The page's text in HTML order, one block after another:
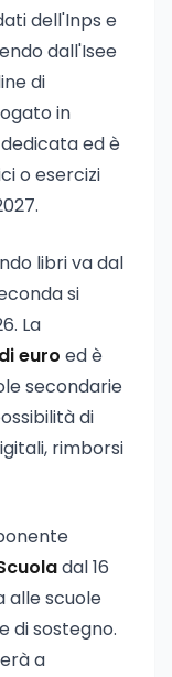
dell'Inps e
dall'Isee
di
in
ed è
o esercizi
libri va dal
si
La
euro ed è
secondarie
di
rimborsi
dal 16
alle scuole
di sostegno.
a